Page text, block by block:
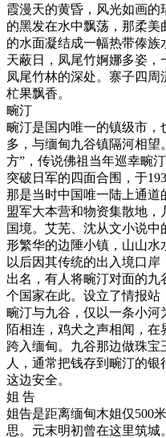
霞漫天的黄昏，风光如画
的黑发在水中飘荡，那柔
的水面凝结成一幅热带傣
天蔽日，凤尾竹婀娜多姿
凤尾竹林的深处。寨子四周
杧果飘香。
畹汀
畹汀是国内唯一的镇级市
多，与缅甸九谷镇隔河相望。
方” ，传说佛祖当年巡幸畹
突破日军的四面合围， 于
那是当时中国唯一陆上通道
盟军大本营和物资集散地，
国境。艾芜、沈从文小说
形繁华的边陲小镇，山山
以后因其传统的出入境口岸
出名 ，有人将畹汀对面的
个国家在此。设立了情报站
畹汀与九谷，仅以一条小
陌相连，鸡犬之声相闻，
跨入缅甸。九谷那边做珠
人，通常把钱存到畹汀的
这边安全。
姐 告
姐告是距离缅甸木姐仅500
思。元末明初曾在这里筑